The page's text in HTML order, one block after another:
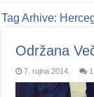
Tag Arhive:
Održana
7. rujna 2014. 1